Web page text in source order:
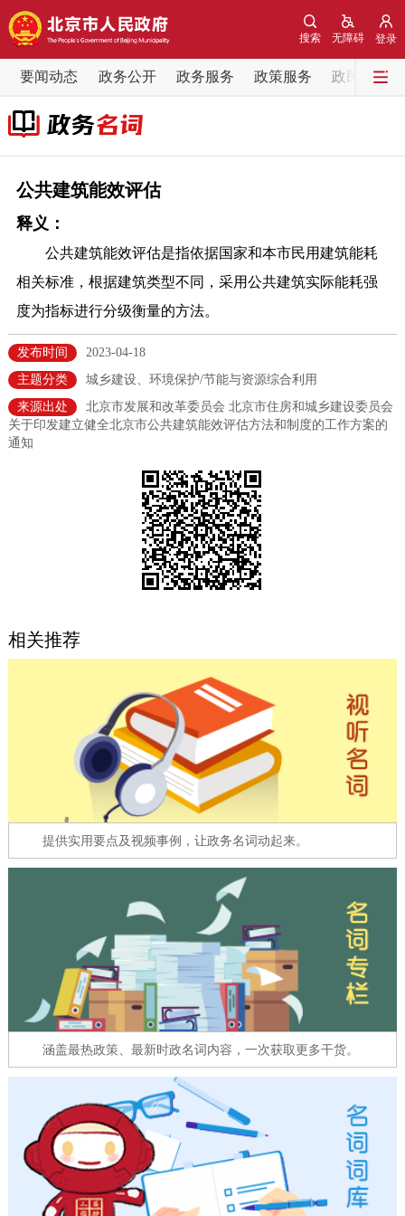
登录
无障碍
搜索
要闻动态 政务公开 政务服务 政策服务 政民互动
要闻动态
党中央精神
各区热点
政务公开
市领导 机构职能
政策兑现 政策解读 回应关切
决策公开 专题公开
法人服务
利企服务
中介服务
12345网上接诉即办 我要咨询 我要建议
参与调查 在线访谈 图说互动
走进北京
北京概况 十六区概览 人文北京
图说北京 视频北京
ENGLISH 한국어
DEUTSCH FRANÇAIS РУССКИЙ ЯЗЫК
ESPAÑOL العربية PORTUGUÊS
ITALIANO
公共建筑能效评估
释义：
公共建筑能效评估是指依据国家和本市民用建筑能耗
相关标准，根据建筑类型不同，采用公共建筑实际能耗强
度为指标进行分级衡量的方法。
发布时间
2023-04-18
主题分类
城乡建设、环境保护/节能与资源综合利用
来源出处
北京市发展和改革委员会 北京市住房和城乡建设委员会
关于印发建立健全北京市公共建筑能效评估方法和制度的工作方案的
通知
相关推荐
提供实用要点及视频事例，让政务名词动起来。
涵盖最热政策、最新时政名词内容，一次获取更多干货。